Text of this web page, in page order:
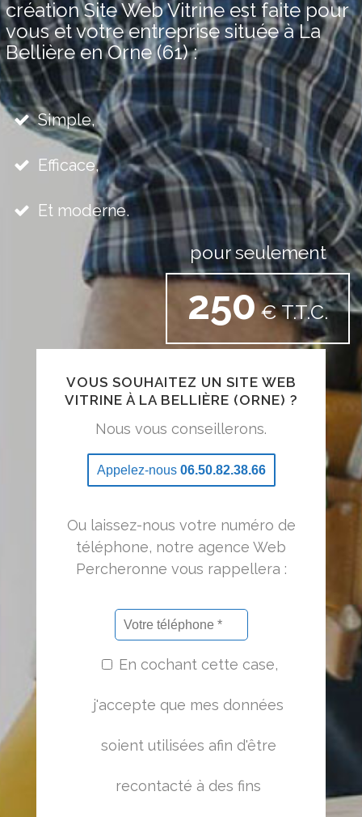
création Site Web Vitrine est faite pour
vous et votre entreprise située à La
Bellière en Orne (61) :
Simple,
Efficace,
Et moderne.
pour seulement
250€ T.T.C.
VOUS SOUHAITEZ UN SITE WEB
VITRINE À LA BELLIÈRE (ORNE) ?
Nous vous conseillerons.
Appelez-nous 06.50.82.38.66
Ou laissez-nous votre numéro de
téléphone, notre agence Web
Percheronne vous rappellera :
En cochant cette case,
j'accepte que mes données
soient utilisées afin d'être
recontacté à des fins